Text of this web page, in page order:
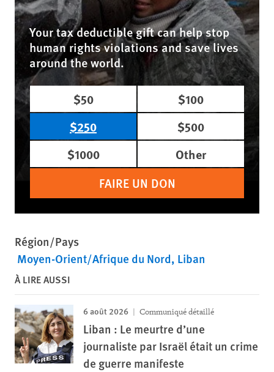
Your tax deductible gift can help stop
human rights violations and save lives
around the world.
$50
$100
$250
$500
$1000
Other
FAIRE UN DON
Région/Pays
Moyen-Orient/Afrique du Nord Liban
À LIRE AUSSI
6 août 2026 Communiqué détaillé
Liban : Le meurtre d’une
journaliste par Israël était un crime
de guerre manifeste